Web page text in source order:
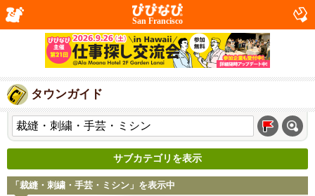
San Francisco
タウンガイド
サブカテゴリを表示
「裁縫・刺繍・手芸・ミシン」を表示中